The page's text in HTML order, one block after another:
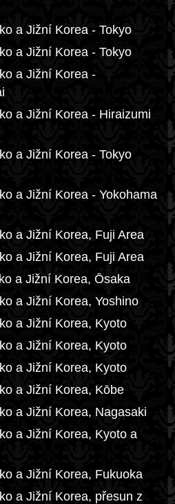
a Jižní Korea - Tokyo
a Jižní Korea - Tokyo
a Jižní Korea -
a Jižní Korea - Hiraizumi
a Jižní Korea - Tokyo
a Jižní Korea - Yokohama
a Jižní Korea, Fuji Area
a Jižní Korea, Fuji Area
a Jižní Korea, Ōsaka
a Jižní Korea, Yoshino
a Jižní Korea, Kyoto
a Jižní Korea, Kyoto
a Jižní Korea, Kyoto
a Jižní Korea, Kōbe
a Jižní Korea, Nagasaki
a Jižní Korea, Kyoto a
a Jižní Korea, Fukuoka
a Jižní Korea, přesun z